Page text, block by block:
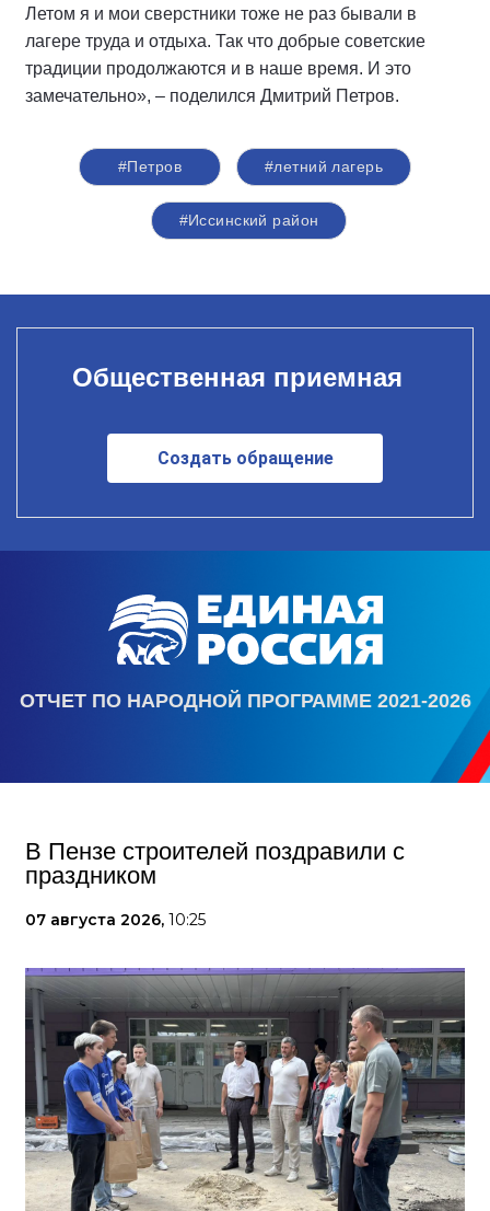
Летом я и мои сверстники тоже не раз бывали в
лагере труда и отдыха. Так что добрые советские
традиции продолжаются и в наше время. И это
замечательно», – поделился Дмитрий Петров.
#Петров #летний лагерь
#Иссинский район
Общественная приемная
Создать обращение
ОТЧЕТ ПО НАРОДНОЙ ПРОГРАММЕ 2021-2026
В Пензе строителей поздравили с
праздником
07 августа 2026, 10:25